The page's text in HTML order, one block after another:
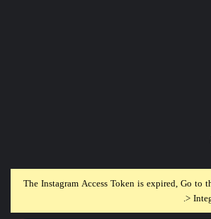
The Instagram Access Token is expired, Go to
>